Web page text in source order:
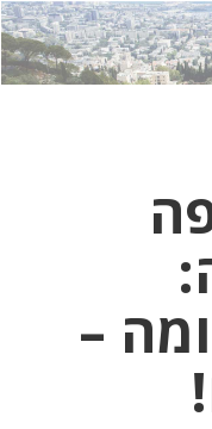
לחץ
כאן
לחץ
כדי
–